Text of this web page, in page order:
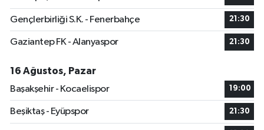
Gençlerbirliği S.K. - Fenerbahçe 21:30
Gaziantep FK - Alanyaspor 21:30
16 Ağustos, Pazar
Başakşehir - Kocaelispor
19:00
Beşiktaş - Eyüpspor 21:30